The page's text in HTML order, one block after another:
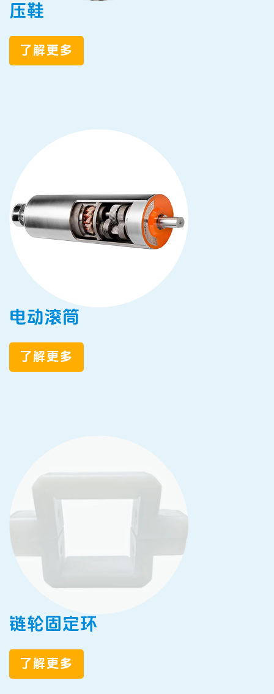
压鞋
了解更多
电动滚筒
了解更多
链轮固定环
了解更多